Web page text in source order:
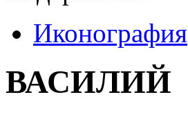
Иконография
ВАСИЛИЙ